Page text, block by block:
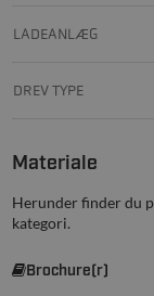
LADEANLÆG
DREV TYPE
Materiale
Herunder finder du
kategori.
Brochure(r)